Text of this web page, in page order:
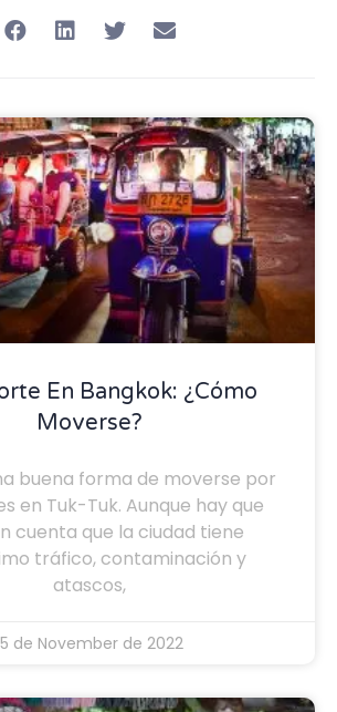
En Bangkok: ¿Cómo
Moverse?
buena forma de moverse por
en Tuk-Tuk. Aunque hay que
cuenta que la ciudad tiene
tráfico, contaminación y
atascos,
de November de 2022